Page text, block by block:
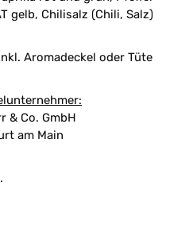
gelb, Chilisalz (Chili, Salz)
Aromadeckel oder Tüte
& Co. GmbH
am Main